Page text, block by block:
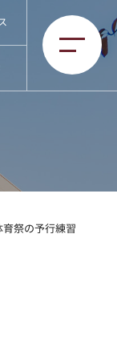
育祭の予行練習